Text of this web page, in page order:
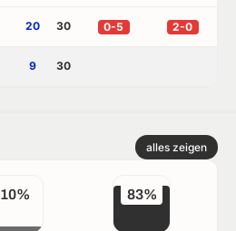
20 30 0-5 2-0
9 30
alles zeigen
10% 83%